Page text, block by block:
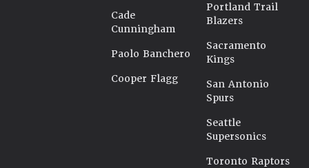
Cade
Cunningham
Paolo Banchero
Cooper Flagg
Portland Trail
Blazers
Sacramento
Kings
San Antonio
Spurs
Seattle
Supersonics
Toronto Raptors